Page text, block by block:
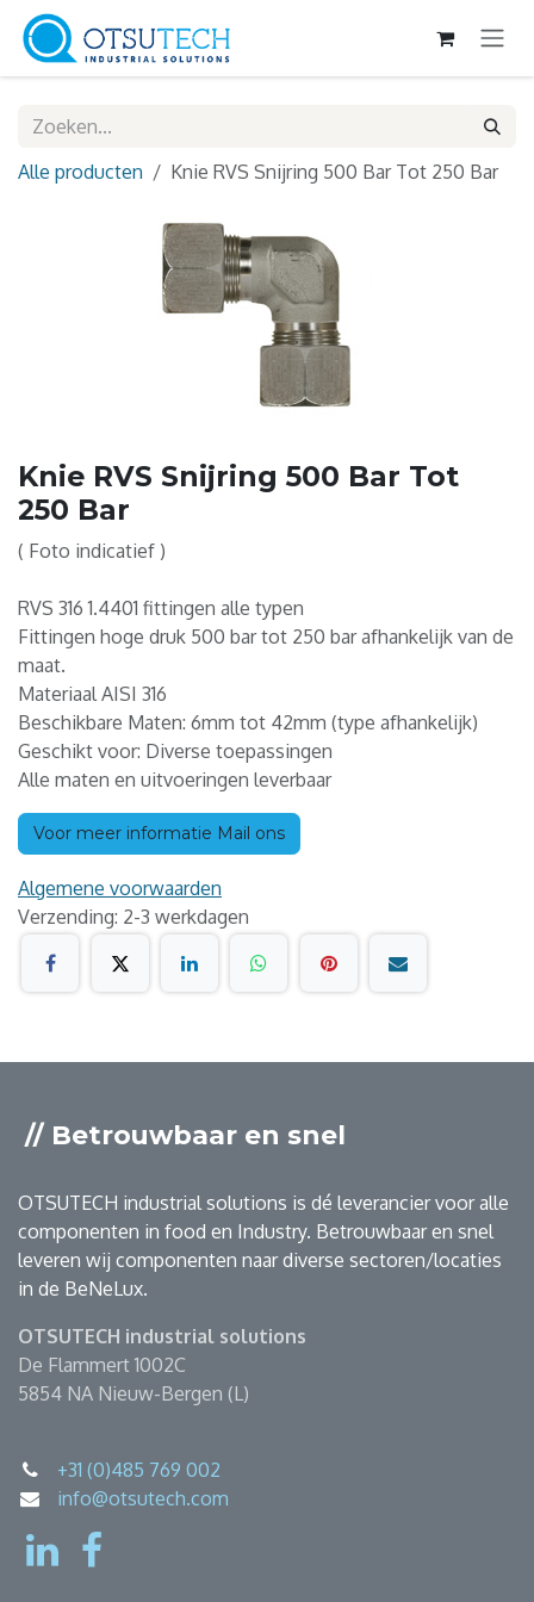
Overslaan naar inhoud
Alle producten Knie RVS Snijring 500 Bar Tot 250 Bar
Knie RVS Snijring 500 Bar Tot
250 Bar
( Foto indicatief )
RVS 316 1.4401 fittingen alle typen
Fittingen hoge druk 500 bar tot 250 bar afhankelijk van de
maat.
Materiaal AISI 316
Beschikbare Maten: 6mm tot 42mm (type afhankelijk)
Geschikt voor: Diverse toepassingen
Alle maten en uitvoeringen leverbaar
Voor meer informatie Mail ons
Algemene voorwaarden
Verzending: 2-3 werkdagen
// Betrouwbaar en snel
OTSUTECH industrial solutions is dé leverancier voor alle
componenten in food en Industry. Betrouwbaar en snel
leveren wij componenten naar diverse sectoren/locaties
in de BeNeLux.
OTSUTECH industrial solutions
De Flammert 1002C
5854 NA Nieuw-Bergen (L)
+31 (0)485 769 002
info@otsutech.com